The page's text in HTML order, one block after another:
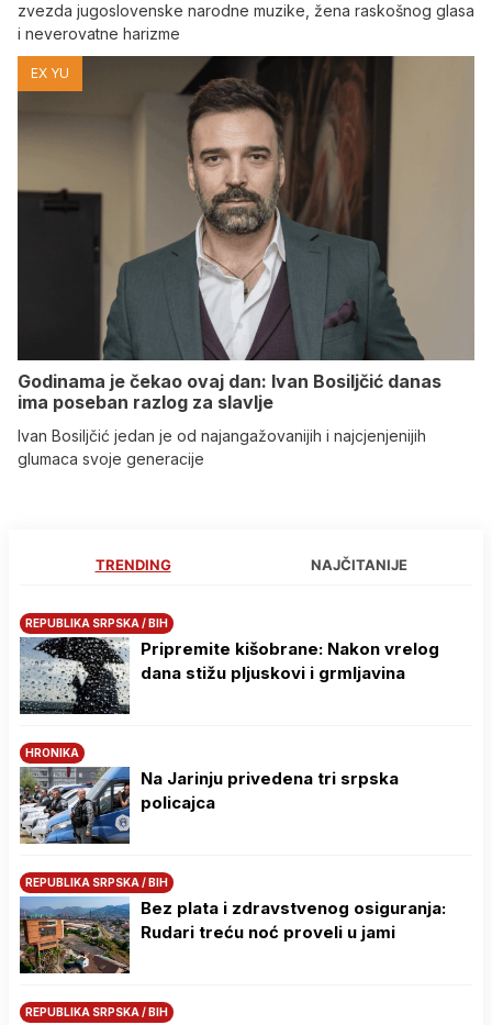
zvezda jugoslovenske narodne muzike, žena raskošnog glasa
i neverovatne harizme
EX YU
Godinama je čekao ovaj dan: Ivan Bosiljčić danas
ima poseban razlog za slavlje
Ivan Bosiljčić jedan je od najangažovanijih i najcjenjenijih
glumaca svoje generacije
TRENDING NAJČITANIJE
REPUBLIKA SRPSKA / BIH
Pripremite kišobrane: Nakon vrelog
dana stižu pljuskovi i grmljavina
HRONIKA
Na Јarinju privedena tri srpska
policajca
REPUBLIKA SRPSKA / BIH
Bez plata i zdravstvenog osiguranja:
Rudari treću noć proveli u jami
REPUBLIKA SRPSKA / BIH